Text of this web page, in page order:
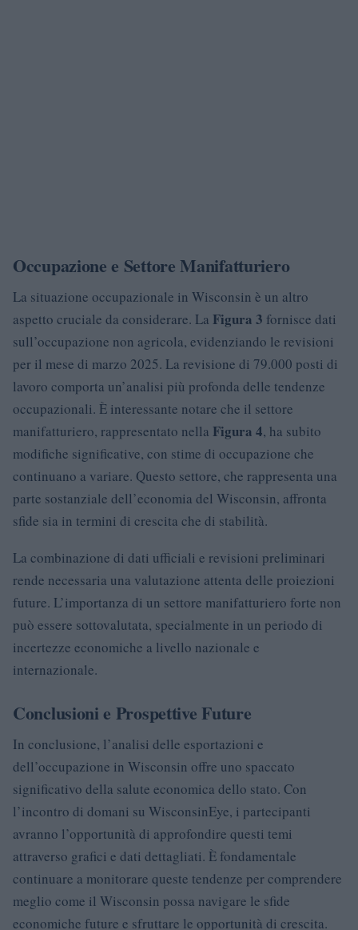
Occupazione e Settore Manifatturiero
La situazione occupazionale in Wisconsin è un altro
aspetto cruciale da considerare. La Figura 3 fornisce dati
sull’occupazione non agricola, evidenziando le revisioni
per il mese di marzo 2025. La revisione di 79.000 posti di
lavoro comporta un’analisi più profonda delle tendenze
occupazionali. È interessante notare che il settore
manifatturiero, rappresentato nella Figura 4, ha subito
modifiche significative, con stime di occupazione che
continuano a variare. Questo settore, che rappresenta una
parte sostanziale dell’economia del Wisconsin, affronta
sfide sia in termini di crescita che di stabilità.
La combinazione di dati ufficiali e revisioni preliminari
rende necessaria una valutazione attenta delle proiezioni
future. L’importanza di un settore manifatturiero forte non
può essere sottovalutata, specialmente in un periodo di
incertezze economiche a livello nazionale e
internazionale.
Conclusioni e Prospettive Future
In conclusione, l’analisi delle esportazioni e
dell’occupazione in Wisconsin offre uno spaccato
significativo della salute economica dello stato. Con
l’incontro di domani su WisconsinEye, i partecipanti
avranno l’opportunità di approfondire questi temi
attraverso grafici e dati dettagliati. È fondamentale
continuare a monitorare queste tendenze per comprendere
meglio come il Wisconsin possa navigare le sfide
economiche future e sfruttare le opportunità di crescita.